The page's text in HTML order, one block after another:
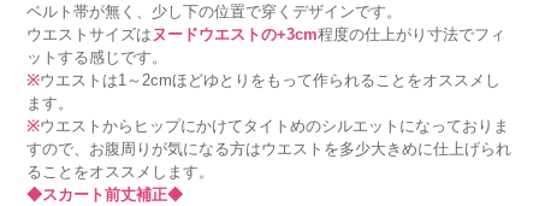
ベルト帯が無く、少し下の位置で穿くデザインです。
ウエストサイズは ヌードウエストの+3cm程度の仕上がり寸法でフィ
ットする感じです。
※ウエストは1～2cmほどゆとりをもって作られることをオススメし
ます。
※ウエストからヒップにかけてタイトめのシルエットになっておりま
すので、お腹周りが気になる方はウエストを多少大きめに仕上げられ
ることをオススメします。
◆スカート前丈補正◆